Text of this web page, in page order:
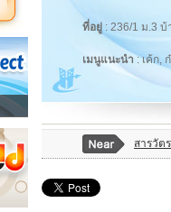
ที่อยู่ : 236/1 ม.3
เมนูแนะนำ: เค้ก,
สารวัตร